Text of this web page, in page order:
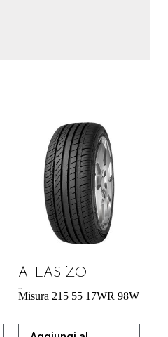
ATLAS ZO
Misura 215 55 17WR 98W